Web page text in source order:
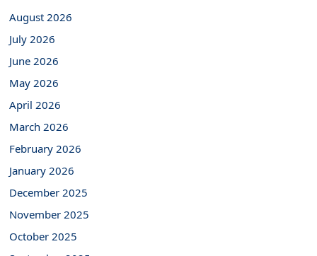
August 2026
July 2026
June 2026
May 2026
April 2026
March 2026
February 2026
January 2026
December 2025
November 2025
October 2025